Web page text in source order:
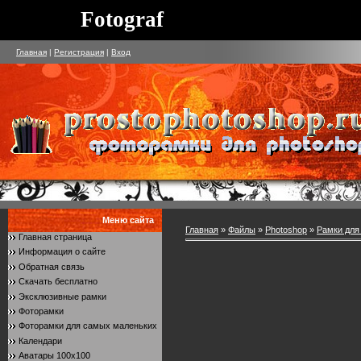
Fotograf
Главная | Регистрация | Вход
Меню сайта
Главная страница
Информация о сайте
Обратная связь
Скачать бесплатно
Эксклюзивные рамки
Фоторамки
Фоторамки для самых маленьких
Календари
Аватары 100x100
Главная » Файлы » Photoshop » Рамки